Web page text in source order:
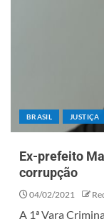
BRASIL JUSTIÇA
Ex-prefeito
corrupção
04/02/2021
A 1ª Vara